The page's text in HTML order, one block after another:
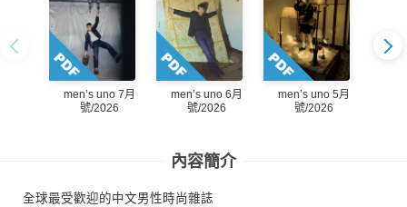
men’s uno 7月
號/2026
men’s uno 6月
號/2026
men’s uno 5月
號/2026
內容簡介
全球最受歡迎的中文男性時尚雜誌